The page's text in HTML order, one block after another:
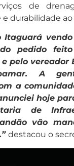
de
durabilidade
Itaguará
pedido
pelo vereador
A
a
hoje
de
vão
destacou o